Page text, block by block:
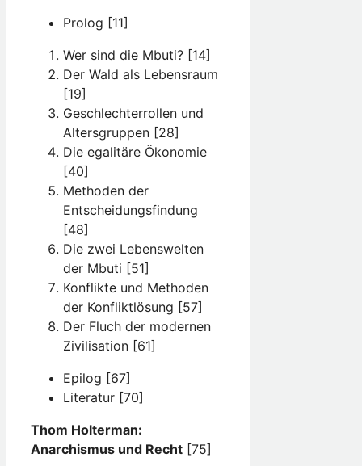
Prolog [11]
Wer sind die Mbuti? [14]
Der Wald als Lebensraum
[19]
Geschlechterrollen und
Altersgruppen [28]
Die egalitäre Ökonomie
[40]
Methoden der
Entscheidungsfindung
[48]
Die zwei Lebenswelten
der Mbuti [51]
Konflikte und Methoden
der Konfliktlösung [57]
Der Fluch der modernen
Zivilisation [61]
Epilog [67]
Literatur [70]
Thom Holterman:
Anarchismus und Recht [75]